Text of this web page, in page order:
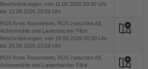
Beschränkungen, von 11.09.2026 00:00 Uhr
bis 13.09.2026 23:59 Uhr
RO5 Kreis Rosenheim, RO5 zwischen A8,
Achenmühle und Lauterbacher Filze
Beschränkungen, von 18.09.2026 00:00 Uhr
bis 20.09.2026 23:59 Uhr
RO5 Kreis Rosenheim, RO5 zwischen A8,
Achenmühle und Lauterbacher Filze